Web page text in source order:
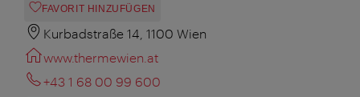
FAVORIT HINZUFÜGEN
Kurbadstraße 14, 1100 Wien
www.thermewien.at
+43 1 68 00 99 600